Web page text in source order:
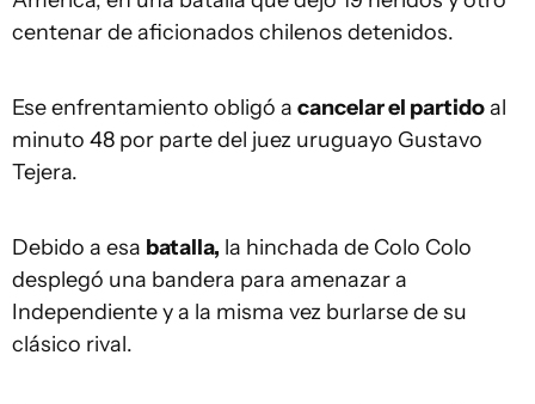
centenar de aficionados chilenos detenidos.
Ese enfrentamiento obligó a cancelar el partidoal
minuto 48 por parte del juez uruguayo Gustavo
Tejera.
Debido a esa batalla, la hinchada de Colo Colo
desplegó una bandera para amenazar a
Independiente y a la misma vez burlarse de su
clásico rival.